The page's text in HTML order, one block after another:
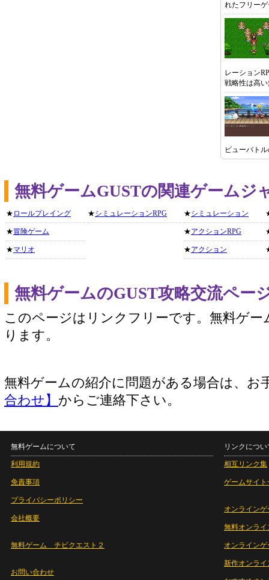
れたフリー
レーション
戦略性は高
ビューバト
無料ゲームGUSTの関連ゲームジ
★ ロールプレイング
★冒険ゲーム
★マリオ
★シミュレーションRPG ★シミュレーション
★アクションRPG
★アクション
無料ゲームのGUST攻略交流ペー
このページはリンクフリーです。無料ゲー
ります。
無料ゲームの紹介に問題がある場合は、お
合わせ】 からご連絡下さい。
無料ゲームについて
利用規約
免責事項
プライバシーポリシー
会社概要
無料ゲーム チビクエスト２
お問い合わせ
リンクについ
相互リンク集
ゲームサイト
オンラインゲ
無料オンライ
オンライン
新作オンライ